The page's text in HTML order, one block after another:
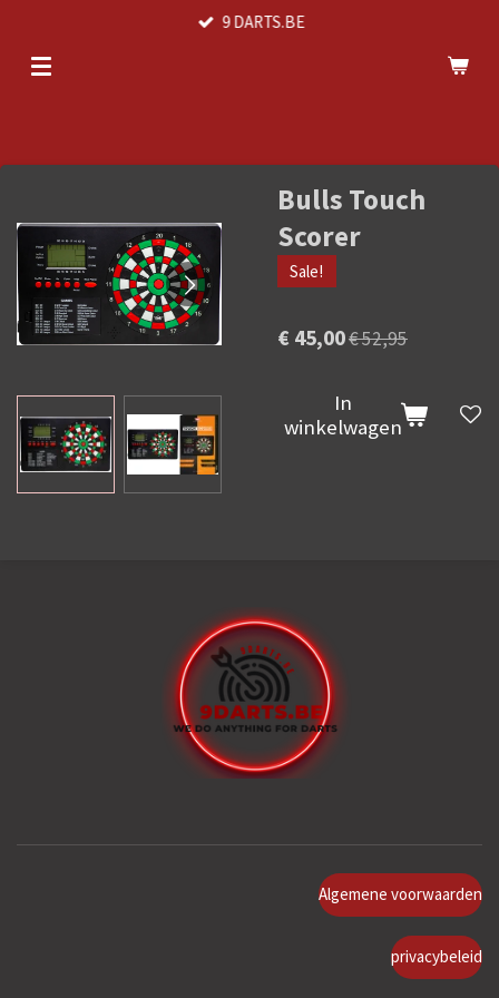
naar
9 DARTS.BE
Bulls Touch
Scorer
Sale!
€ 45,00€ 52,95
In
winkelwagen
Algemene voorwaarden
privacybeleid